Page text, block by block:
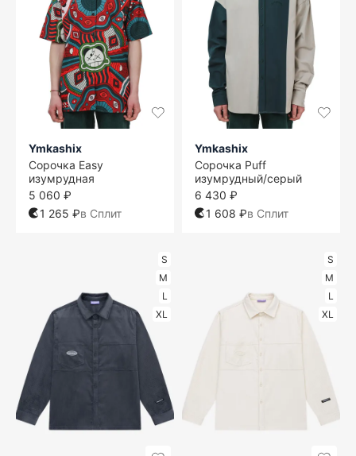
Ymkashix
Сорочка Easy
изумрудная
5 060 ₽
1 265 ₽в Сплит
Ymkashix
Сорочка Puff
изумрудный/серый
6 430 ₽
1 608 ₽в Сплит
S
M
L
XL
S
M
L
XL